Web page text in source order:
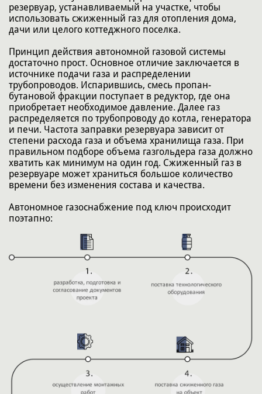
резервуар, устанавливаемый на участке, чтобы
использовать сжиженный газ для отопления дома,
дачи или целого коттеджного поселка.
Принцип действия автономной газовой системы
достаточно прост. Основное отличие заключается в
источнике подачи газа и распределении
трубопроводов. Испарившись, смесь пропан-
бутановой фракции поступает в редуктор, где она
приобретает необходимое давление. Далее газ
распределяется по трубопроводу до котла, генератора
и печи. Частота заправки резервуара зависит от
степени расхода газа и объема хранилища газа. При
правильном подборе объема газгольдера газа должно
хватить как минимум на один год. Сжиженный газ в
резервуаре может храниться большое количество
времени без изменения состава и качества.
Автономное газоснабжение под ключ происходит
поэтапно: